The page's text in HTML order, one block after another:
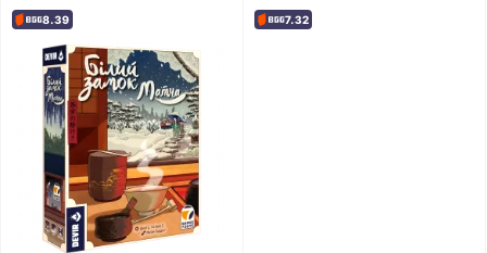
8.39 7.32